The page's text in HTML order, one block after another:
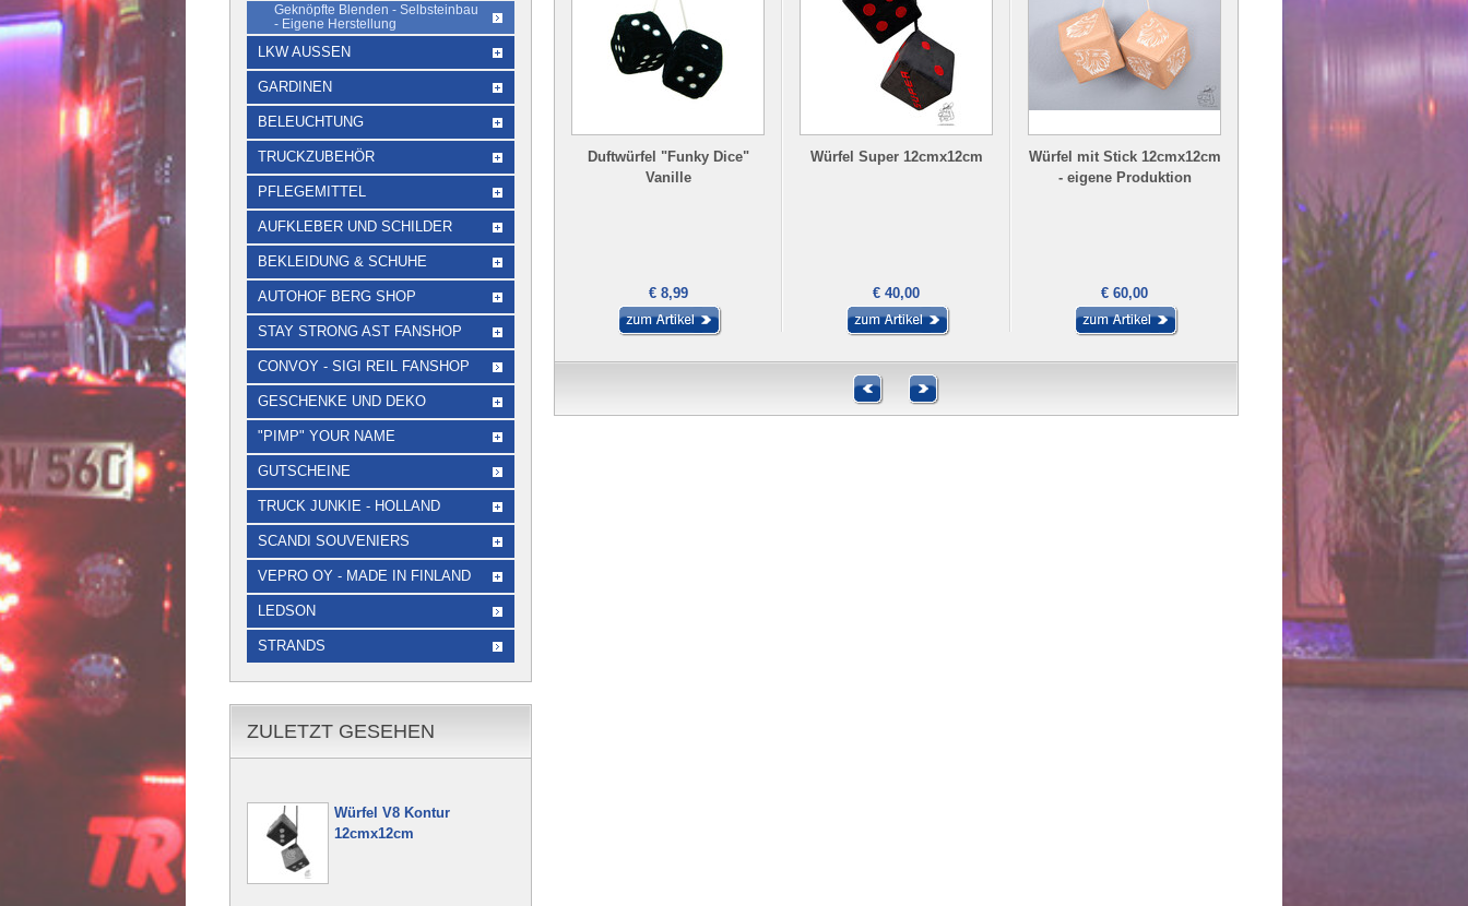
Duftwürfel "Funky Dice"
Vanille
€ 8,99
Würfel Super 12cmx12cm
€ 40,00
Würfel mit Stick 12cmx12cm
- eigene Produktion
€ 60,00 € 90,00
Geknöpfte Blenden - Selbsteinbau
- Eigene Herstellung
LKW AUSSEN
GARDINEN
BELEUCHTUNG
TRUCKZUBEHÖR
PFLEGEMITTEL
AUFKLEBER UND SCHILDER
BEKLEIDUNG & SCHUHE
AUTOHOF BERG SHOP
STAY STRONG AST FANSHOP
CONVOY - SIGI REIL FANSHOP
GESCHENKE UND DEKO
"PIMP" YOUR NAME
GUTSCHEINE
TRUCK JUNKIE - HOLLAND
SCANDI SOUVENIERS
VEPRO OY - MADE IN FINLAND
LEDSON
STRANDS
ZULETZT GESEHEN
Würfel V8 Kontur
12cmx12cm